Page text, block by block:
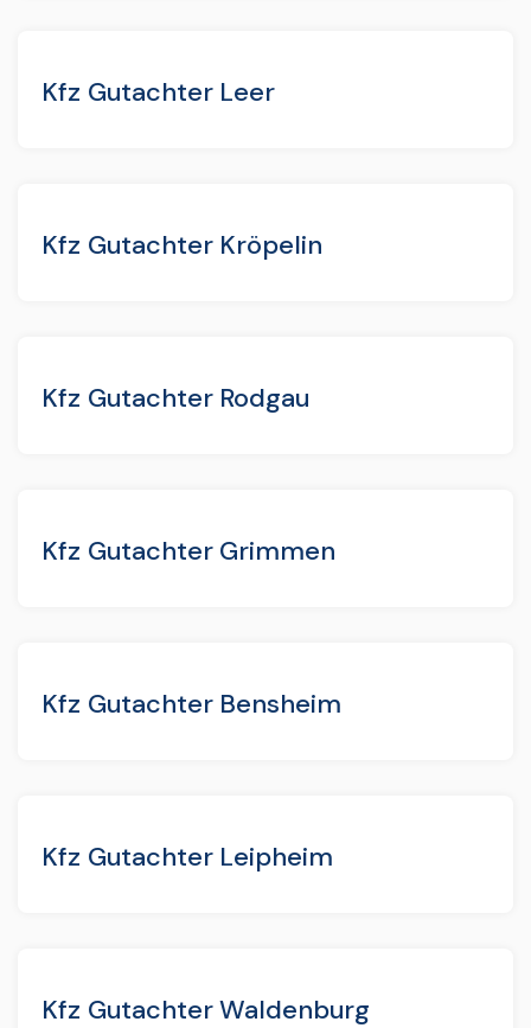
Kfz Gutachter Leer
Kfz Gutachter Kröpelin
Kfz Gutachter Rodgau
Kfz Gutachter Grimmen
Kfz Gutachter Bensheim
Kfz Gutachter Leipheim
Kfz Gutachter Waldenburg